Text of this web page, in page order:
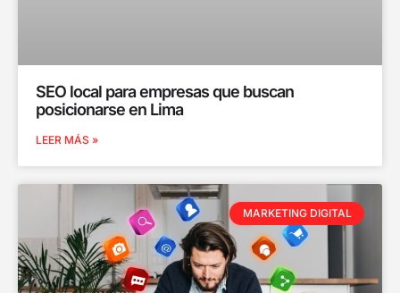
SEO local para empresas que buscan
posicionarse en Lima
LEER MÁS »
MARKETING DIGITAL